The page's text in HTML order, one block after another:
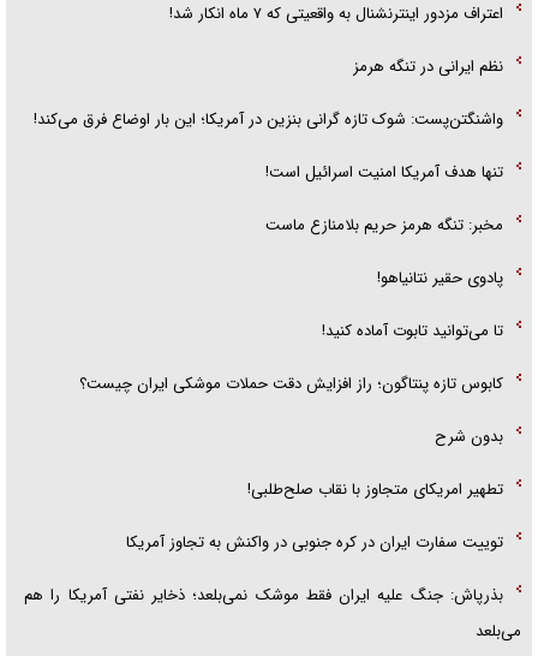
اعتراف مزدور اینترنشنال به واقعیتی که ۷ ماه انکار شد!
نظم ایرانی در تنگه هرمز
واشنگتن‌پست: شوک تازه گرانی بنزین در آمریکا؛ این بار اوضاع فرق می‌کند!
تنها هدف آمریکا امنیت اسرائیل است!
مخبر: تنگه هرمز حریم بلامنازع ماست
پادوی حقیر نتانیاهو!
تا می‌توانید تابوت آماده کنید!
کابوس تازه پنتاگون؛ راز افزایش دقت حملات موشکی ایران چیست؟
بدون شرح
تطهیر امریکای متجاوز با نقاب صلح‌طلبی!
توییت سفارت ایران در کره جنوبی در واکنش به تجاوز آمریکا
بذرپاش: ‏جنگ علیه ایران فقط موشک نمی‌بلعد؛ ذخایر نفتی آمریکا را هم
می‌بلعد